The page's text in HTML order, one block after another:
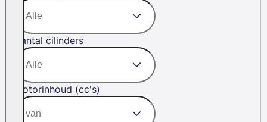
Aantal cilinders
Motorinhoud (cc's)